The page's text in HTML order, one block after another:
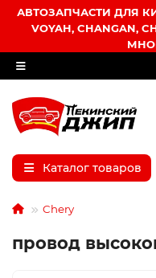
АВТОЗАПЧАСТИ ДЛЯ
VOYAH, CHANGAN,
Каталог товаров
Chery
провод